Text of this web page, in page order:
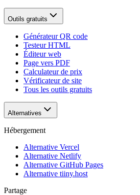
Outils gratuits
Générateur QR code
Testeur HTML
Éditeur web
Page vers PDF
Calculateur de prix
Vérificateur de site
Tous les outils gratuits
Alternatives
Hébergement
Alternative Vercel
Alternative Netlify
Alternative GitHub Pages
Alternative tiiny.host
Partage